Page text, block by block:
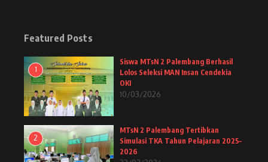
Featured Posts
1
Siswa MTsN 2 Palembang Berhasil
Lolos Seleksi MAN Insan Cendekia
OKI
10/03/2026
2
MTsN 2 Palembang Tertibkan
Simulasi TKA Tahun Pelajaran 2025–
2026